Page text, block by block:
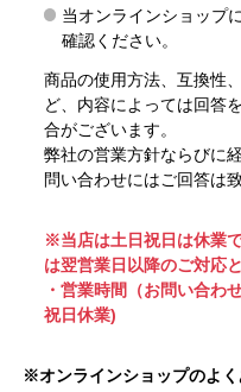
当オンラインショップ
確認ください。
商品の使用方法、互換性
ど、内容によっては回答
合がございます。
弊社の営業方針ならびに
問い合わせにはご回答は
※当店は土日祝日は休業
は翌営業日以降のご対応
・営業時間（お問い合わ
祝日休業)
※オンラインショップのよく